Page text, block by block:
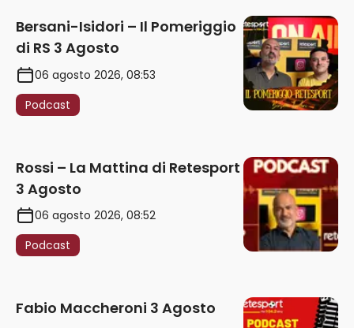
Bersani-Isidori – Il Pomeriggio
di RS 3 Agosto
06 agosto 2026, 08:53
Podcast
Rossi – La Mattina di Retesport
3 Agosto
06 agosto 2026, 08:52
Podcast
Fabio Maccheroni 3 Agosto